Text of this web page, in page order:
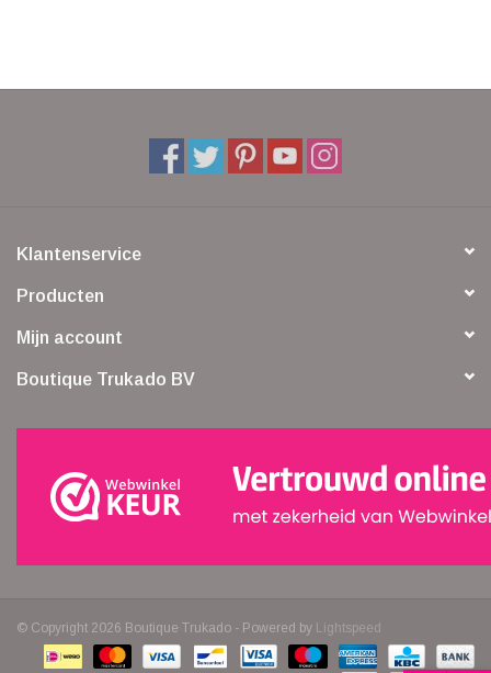
Klantenservice
Producten
Mijn account
Boutique Trukado BV
© Copyright 2026 Boutique Trukado - Powered by Lightspeed